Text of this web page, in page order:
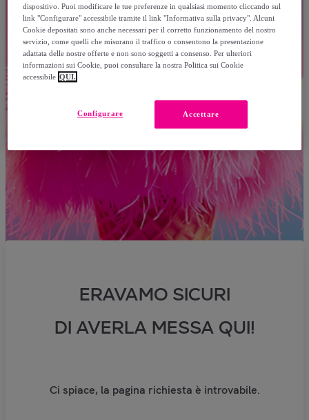
ERAVAMO SICURI
DI AVERLA MESSA QUI!
Ci spiace, la pagina richiesta è introvabile.
dispositivo. Puoi modificare le tue preferenze in qualsiasi momento cliccando sul
link "Configurare" accessibile tramite il link "Informativa sulla privacy". Alcuni
Cookie depositati sono anche necessari per il corretto funzionamento del nostro
servizio, come quelli che misurano il traffico o consentono la presentazione
adattata delle nostre offerte e non sono soggetti a consenso. Per ulteriori
informazioni sui Cookie, puoi consultare la nostra Politica sui Cookie
accessibile QUI.
Accettare
Configurare